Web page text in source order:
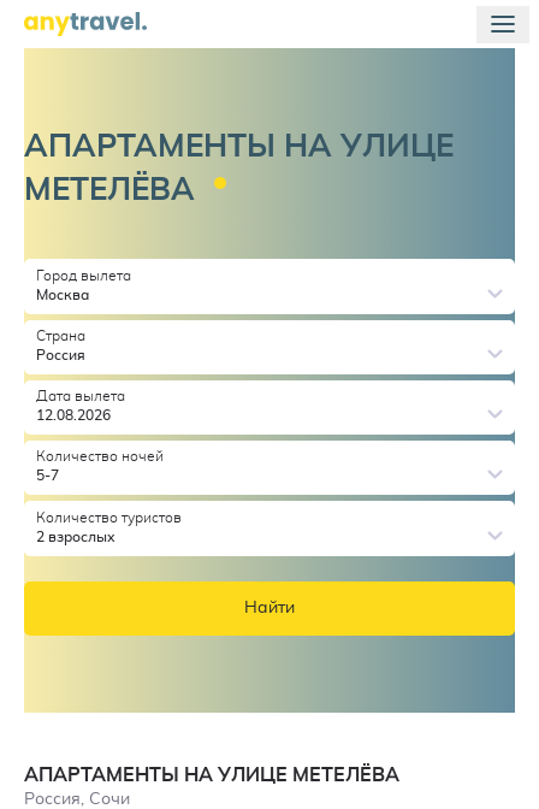
АПАРТАМЕНТЫ НА УЛИЦЕ
МЕТЕЛЁВА
Город вылета
Москва
Страна
Россия
Дата вылета
12.08.2026
Количество ночей
5-7
Количество туристов
2 взрослых
Найти
АПАРТАМЕНТЫ НА УЛИЦЕ МЕТЕЛЁВА
Россия, Сочи